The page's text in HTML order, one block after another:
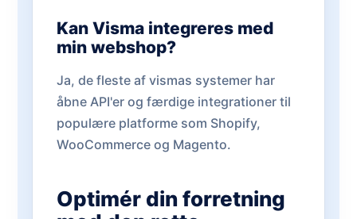
Kan Visma integreres med
min webshop?
Ja, de fleste af vismas systemer har
åbne API'er og færdige integrationer til
populære platforme som Shopify,
WooCommerce og Magento.
Optimér din forretning